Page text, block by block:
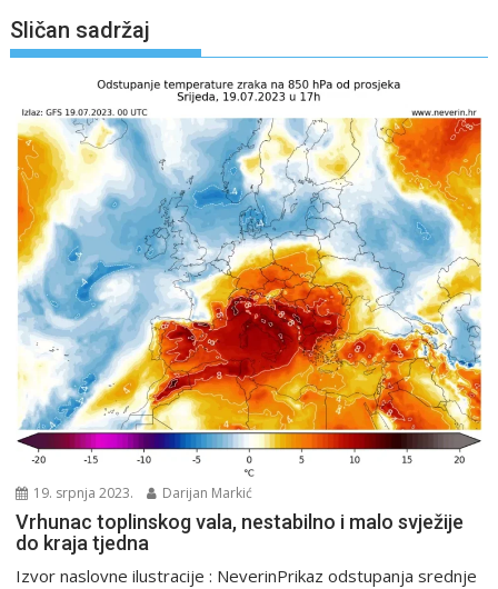
Sličan sadržaj
19. srpnja 2023. Darijan Markić
Vrhunac toplinskog vala, nestabilno i malo svježije
do kraja tjedna
Izvor naslovne ilustracije : NeverinPrikaz odstupanja srednje